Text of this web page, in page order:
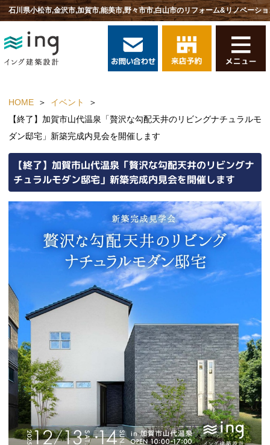
石川県小松市,金沢市,加賀市,能美市,野々市市,白山市のリフォーム&リノベーシ
HOME
イベント
【終了】加賀市山代温泉「贅沢な勾配天井のリビングナチュラルモ
ダン邸宅」新築完成内見会を開催します
【終了】加賀市山代温泉「贅沢な勾配天井のリビングナ
チュラルモダン邸宅」新築完成内見会を開催します